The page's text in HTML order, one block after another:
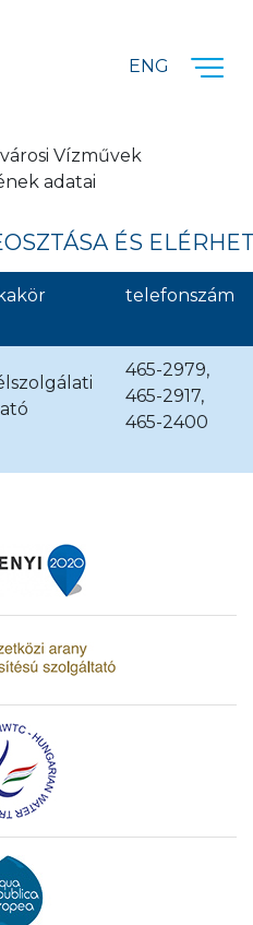
ENG
Vízművek
adatai
ÉS
telefonszám
465-2979,
465-2917,
465-2400